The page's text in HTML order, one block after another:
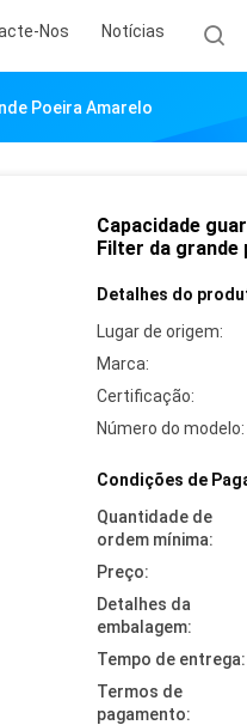
Nos Notícias
Poeira Amarelo
Capacidade
Filter da grande
Detalhes do
Lugar de origem:
Marca:
Certificação:
Número do modelo:
Condições de
Quantidade de
ordem mínima:
Preço:
Detalhes da
embalagem:
Tempo de entrega:
Termos de
pagamento: